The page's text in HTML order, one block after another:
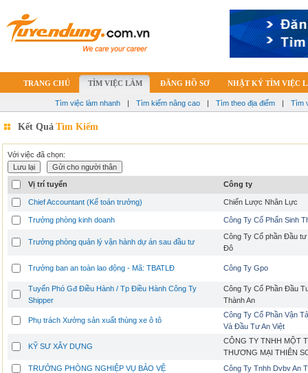
TRANG CHỦ TÌM VIỆC LÀM ĐĂNG HỒ SƠ NHẬT KÝ TÌM VIỆC
Tìm việc làm nhanh | Tìm kiếm nâng cao | Tìm theo địa điểm | Tìm
Kết Quả Tìm Kiếm
Với việc đã chọn:
Vị trí tuyển Công ty
Chief Accountant (Kế toán trưởng) Chiến Lược Nhân Lực
Trưởng phòng kinh doanh Công Ty Cổ Phẩn Sinh
Trưởng phòng quản lý vận hành dự án sau đầu tư
Công Ty Cổ phần Đầu tư
Đô
Trưởng ban an toàn lao động - Mã: TBATLĐ Công Ty Gpo
Tuyển Phó Gđ Điều Hành / Tp Điều Hành Công Ty
Shipper
Công Ty Cổ Phần Đầu
Thành An
Phụ trách Xưởng sản xuất thùng xe ô tô
Công Ty Cổ Phần Vận
Và Đầu Tư An Việt
KỸ SƯ XÂY DỰNG
CÔNG TY TNHH MỘT
THƯƠNG MẠI THIÊN
TRƯỞNG PHÒNG NGHIỆP VỤ BẢO VỆ
Công Ty Tnhh Dvbv An